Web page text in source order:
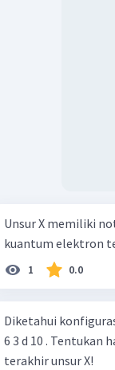
Unsur X memiliki
kuantum elektron
1 0.0
Diketahui
6 3 d 10 . Tentukan
terakhir unsur X!